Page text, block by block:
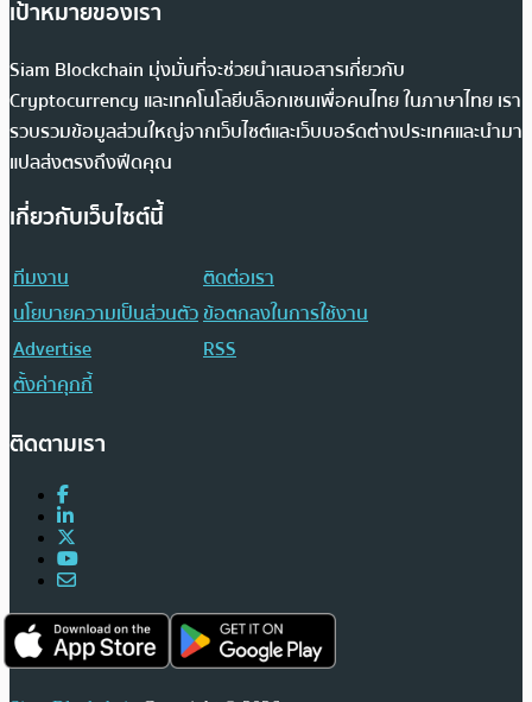
เป้าหมายของเรา
Siam Blockchain มุ่งมั่นที่จะช่วยนำเสนอสารเกี่ยวกับ
Cryptocurrency และเทคโนโลยีบล็อกเชนเพื่อคนไทย ในภาษาไทย เรา
รวบรวมข้อมูลส่วนใหญ่จากเว็บไซต์และเว็บบอร์ดต่างประเทศและนำมา
แปลส่งตรงถึงฟีดคุณ
เกี่ยวกับเว็บไซต์นี้
ทีมงาน
ติดต่อเรา
นโยบายความเป็นส่วนตัวข้อตกลงในการใช้งาน
Advertise
RSS
ตั้งค่าคุกกี้
ติดตามเรา